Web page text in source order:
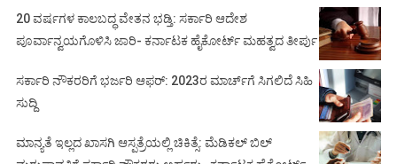
20 ವರ್ಷಗಳ ಕಾಲಬದ್ಧ ವೇತನ ಭಡ್ತಿ: ಸರ್ಕಾರಿ ಆದೇಶ
ಪೂರ್ವಾನ್ವಯಗೊಳಿಸಿ ಜಾರಿ- ಕರ್ನಾಟಕ ಹೈಕೋರ್ಟ್ ಮಹತ್ವದ ತೀರ್ಪು
ಸರ್ಕಾರಿ ನೌಕರರಿಗೆ ಭರ್ಜರಿ ಆಫರ್: 2023ರ ಮಾರ್ಚ್‌ಗೆ ಸಿಗಲಿದೆ ಸಿಹಿ
ಸುದ್ದಿ
ಮಾನ್ಯತೆ ಇಲ್ಲದ ಖಾಸಗಿ ಆಸ್ಪತ್ರೆಯಲ್ಲಿ ಚಿಕಿತ್ಸೆ: ಮೆಡಿಕಲ್ ಬಿಲ್